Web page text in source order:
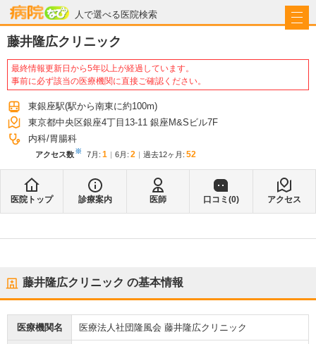
人で選べる医院検索
病院なび
藤井隆広クリニック
最終情報更新日から5年以上が経過しています。
事前に必ず該当の医療機関に直接ご確認ください。
東銀座駅(駅から南東に約100m)
東京都中央区銀座4丁目13-11 銀座M&Sビル7F
内科 胃腸科
アクセス数※ 7月 : 1 6月 : 2 過去12ヶ月: 52
医院トップ 診療案内 医師 口コミ(0) アクセス
藤井隆広クリニック の基本情報
医療機関名 医療法人社団隆風会 藤井隆広クリニック